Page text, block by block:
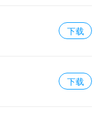
下载
下载